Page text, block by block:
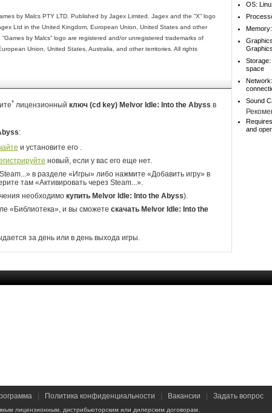
by Malcs PTY LTD. Published by Jagex Limited. Jagex and the “X” logo
Ltd in the United Kingdom, European Union, United States and other
by Malcs” logo are registered and/or unregistered trademarks of
Union, United States, Australia, and other territories. All rights
* лицензионный ключ (cd key) Melvor Idle: Into the Abyss в
:
и установите его .
новый, если у вас его еще нет.
в разделе «Игры» либо нажмите «Добавить игру» в
там «Активировать через Steam...».
необходимо купить Melvor Idle: Into the Abyss).
«Библиотека», и вы сможете скачать Melvor Idle: Into the
за день или в день выхода игры.
OS:
Graphics
space
Sound
and
Политика конфиденциальности Вакансии Задать вопрос
лицензионным, дистрибьюторским или дилерским договорам.